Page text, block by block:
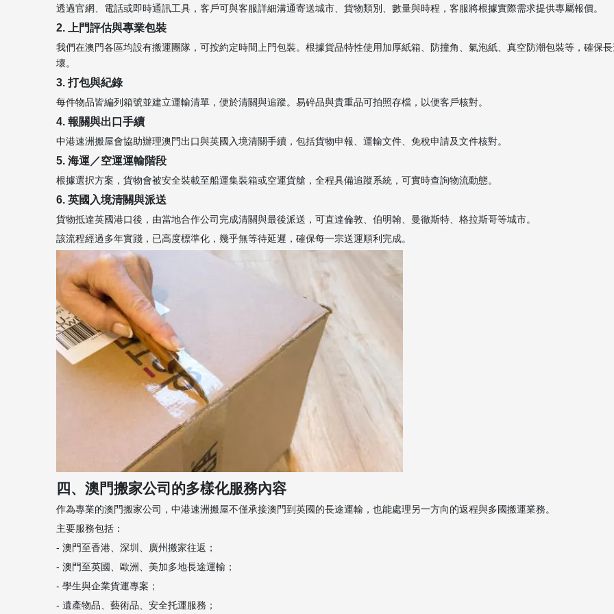
透過官網、電話或即時通訊工具，客戶可與客服詳細溝通寄送城市、貨物類別、數量與時程，客服將根據實際需求提供專屬報價。
2. 上門評估與專業包裝
我們在澳門各區均設有搬運團隊，可按約定時間上門包裝。根據貨品特性使用加厚紙箱、防撞角、氣泡紙、真空防潮包裝等，確保
壞。
3. 打包與紀錄
每件物品皆編列箱號並建立運輸清單，便於清關與追蹤。易碎品與貴重品可拍照存檔，以便客戶核對。
4. 報關與出口手續
中港速洲搬屋會協助辦理澳門出口與英國入境清關手續，包括貨物申報、運輸文件、免稅申請及文件核對。
5. 海運／空運運輸階段
根據選択方案，貨物會被安全裝載至船運集裝箱或空運貨艙，全程具備追蹤系統，可實時查詢物流動態。
6. 英國入境清關與派送
貨物抵達英國港口後，由當地合作公司完成清關與最後派送，可直達倫敦、伯明翰、曼徹斯特、格拉斯哥等城市。
該流程經過多年實踐，已高度標準化，幾乎無等待延遲，確保每一宗送運順利完成。
四、澳門搬家公司的多樣化服務內容
作為專業的澳門搬家公司，中港速洲搬屋不僅承接澳門到英國的長途運輸，也能處理另一方向的返程與多國搬運業務。
主要服務包括：
- 澳門至香港、深圳、廣州搬家往返；
- 澳門至英國、歐洲、美加多地長途運輸；
- 學生與企業貨運專案；
- 遺產物品、藝術品、安全托運服務；